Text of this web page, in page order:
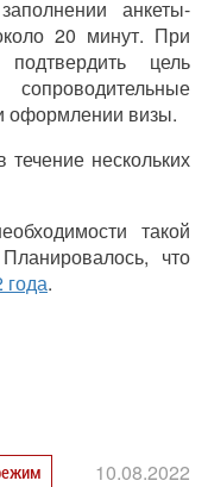
анкеты-
20 минут. При
цель
оформлении визы.
нескольких
такой
что
года.
10.08.2022